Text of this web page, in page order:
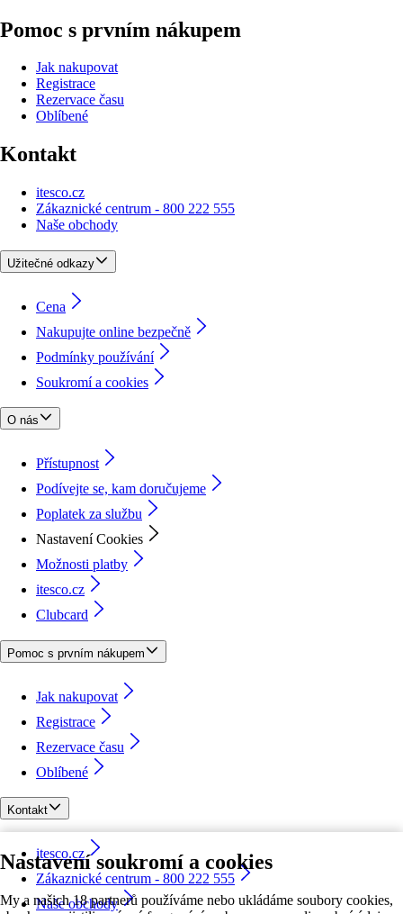
Nastavení soukromí a cookies
My a našich 18 partnerů používáme nebo ukládáme soubory cookies,
Pomoc s prvním nákupem
Jak nakupovat
Registrace
Rezervace času
Oblíbené
Kontakt
itesco.cz
Zákaznické centrum - 800 222 555
Naše obchody
Užitečné odkazy
Cena
Nakupujte online bezpečně
Podmínky používání
Soukromí a cookies
O nás
Přístupnost
Podívejte se, kam doručujeme
Poplatek za službu
Nastavení Cookies
Možnosti platby
itesco.cz
Clubcard
Pomoc s prvním nákupem
Jak nakupovat
Registrace
Rezervace času
Oblíbené
Kontakt
itesco.cz
Zákaznické centrum - 800 222 555
Naše obchody